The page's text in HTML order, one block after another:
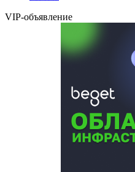
VIP-объявление